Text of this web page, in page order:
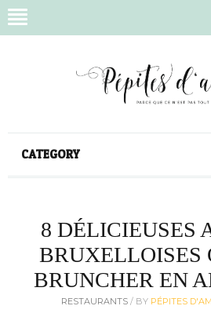
CATEGORY
8 DÉLICIEUSES
BRUXELLOISES
BRUNCHER EN
RESTAURANTS / BY PÉPITES